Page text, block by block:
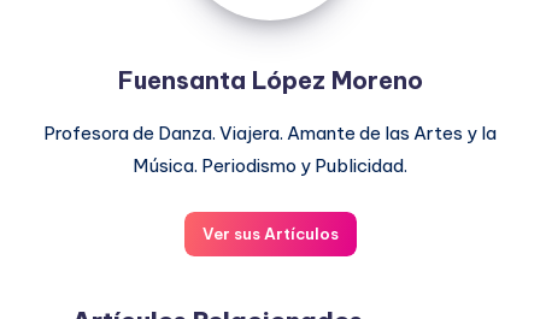
Fuensanta López Moreno
Profesora de Danza. Viajera. Amante de las Artes y la
Música. Periodismo y Publicidad.
Ver sus Artículos